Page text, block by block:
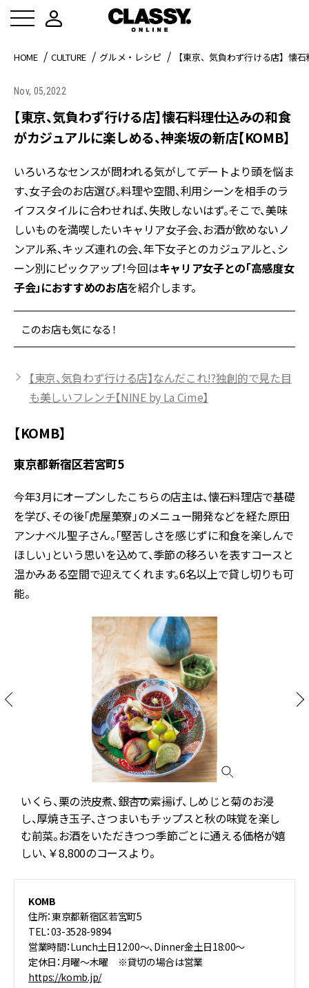
HOME CULTURE グルメ・レシピ 【東京、気負わず行ける店】懐
Nov, 05,2022
【東京、気負わず行ける店】懐石料理仕込みの和食
がカジュアルに楽しめる、神楽坂の新店【KOMB】
いろいろなセンスが問われる気がしてデートより頭を悩ま
す、女子会のお店選び。料理や空間、利用シーンを相手のラ
イフスタイルに合わせれば、失敗しないはず。そこで、美味
しいものを満喫したいキャリア女子会、お酒が飲めないノ
ンアル系、キッズ連れの会、年下女子とのカジュアルと、シ
ーン別にピックアップ！今回はキャリア女子との「高感度女
子会」におすすめのお店を紹介します。
このお店も気になる！
【東京、気負わず行ける店】なんだこれ!?独創的で見た目
も美しいフレンチ【NINE by La Cime】
【KOMB】
東京都新宿区若宮町5
今年3月にオープンしたこちらの店主は、懐石料理店で基礎
を学び、その後「虎屋菓寮」のメニュー開発などを経た原田
アンナベル聖子さん。「堅苦しさを感じずに和食を楽しんで
ほしい」という思いを込めて、季節の移ろいを表すコースと
温かみある空間で迎えてくれます。6名以上で貸し切りも可
能。
いくら、栗の渋皮煮、銀杏の素揚げ、しめじと菊のお浸
し、厚焼き玉子、さつまいもチップスと秋の味覚を楽し
む前菜。お酒をいただきつつ季節ごとに通える価格が嬉
しい、￥8,800のコースより。
KOMB
住所：東京都新宿区若宮町5
TEL：03-3528-9894
営業時間：Lunch土日12:00～、Dinner金土日18:00～
定休日：月曜～木曜 ※貸切の場合は営業
https://komb.jp/